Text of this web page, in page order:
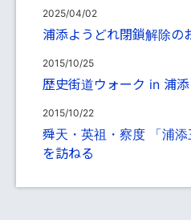
2025/04/02
浦添ようどれ閉鎖解除の
2015/10/25
歴史街道ウォーク in 浦添
2015/10/22
舜天・英祖・察度 「浦
を訪ねる